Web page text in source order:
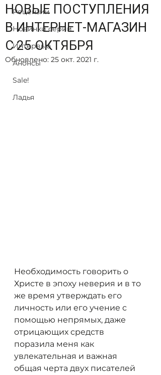
Рецензии
Новинки серий
Интервью
Анонсы
Sale!
Ладья
НОВЫЕ ПОСТУПЛЕНИЯ
В ИНТЕРНЕТ-МАГАЗИН
С 25 ОКТЯБРЯ
Обновлено: 25 окт. 2021 г.
Необходимость говорить о
Христе в эпоху неверия и в то
же время утверждать его
личность или его учение с
помощью непрямых, даже
отрицающих средств
поразила меня как
увлекательная и важная
общая черта двух писателей